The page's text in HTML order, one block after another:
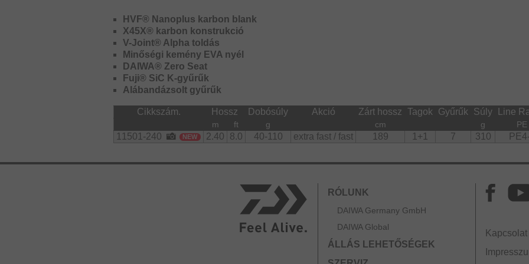
HVF® Nanoplus karbon blank
X45X® karbon konstrukció
V-Joint® Alpha toldás
Minőségi kemény EVA nyél
DAIWA® Zero Seat
Fuji® SiC K-gyűrűk
Alábandázsolt gyűrűk
Cikkszám. Hossz Dobósúly Akció Zárt hossz Tagok Gyűrűk Súly Line
m ft g cm g PE
11501-240 NEW 2.40 8.0 40-110 extra fast / fast 189 1+1 7 310
RÓLUNK
DAIWA Germany GmbH
DAIWA Global
ÁLLÁS LEHETŐSÉGEK
Kapcsolat